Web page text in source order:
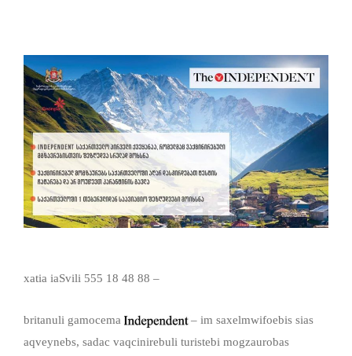
xatia iaSvili 555 18 48 88 –
britanuli gamocema
– im saxelmwifoebis sias
aqveynebs, sadac vaqcinirebuli turistebi mogzaurobas